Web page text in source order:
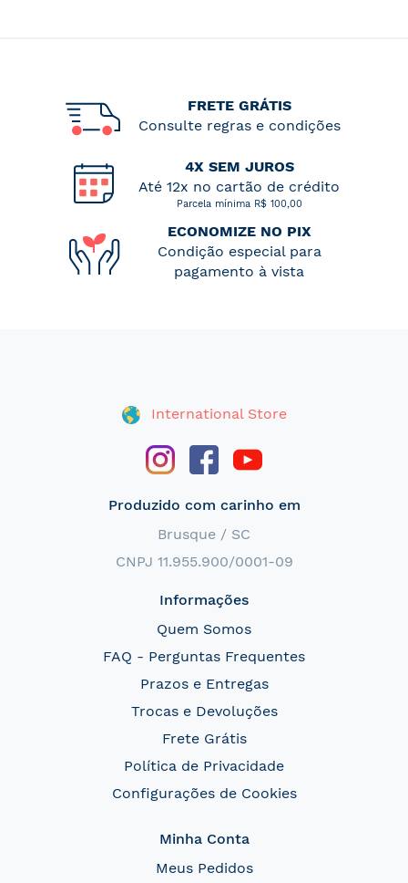
FRETE GRÁTIS
Consulte regras e condições
4X SEM JUROS
Até 12x no cartão de crédito
Parcela mínima R$ 100,00
ECONOMIZE NO PIX
Condição especial para
pagamento à vista
International Store
Produzido com carinho em
Brusque / SC
CNPJ 11.955.900/0001-09
Informações
Quem Somos
FAQ - Perguntas Frequentes
Prazos e Entregas
Trocas e Devoluções
Frete Grátis
Política de Privacidade
Configurações de Cookies
Minha Conta
Meus Pedidos